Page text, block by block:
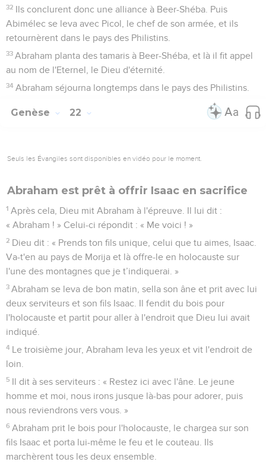
32 Ils conclurent donc une alliance à Beer-Shéba. Puis
Abimélec se leva avec Picol, le chef de son armée, et ils
retournèrent dans le pays des Philistins.
33 Abraham planta des tamaris à Beer-Shéba, et là il fit appel
au nom de l'Eternel, le Dieu d'éternité.
34 Abraham séjourna longtemps dans le pays des Philistins.
Genèse 22
Seuls les Évangiles sont disponibles en vidéo pour le moment.
Abraham est prêt à offrir Isaac en sacrifice
1 Après cela, Dieu mit Abraham à l'épreuve. Il lui dit :
« Abraham ! » Celui-ci répondit : « Me voici ! »
2 Dieu dit : « Prends ton fils unique, celui que tu aimes, Isaac.
Va-t'en au pays de Morija et là offre-le en holocauste sur
l'une des montagnes que je t’indiquerai. »
3 Abraham se leva de bon matin, sella son âne et prit avec lui
deux serviteurs et son fils Isaac. Il fendit du bois pour
l'holocauste et partit pour aller à l'endroit que Dieu lui avait
indiqué.
4 Le troisième jour, Abraham leva les yeux et vit l'endroit de
loin.
5 Il dit à ses serviteurs : « Restez ici avec l'âne. Le jeune
homme et moi, nous irons jusque là-bas pour adorer, puis
nous reviendrons vers vous. »
6 Abraham prit le bois pour l'holocauste, le chargea sur son
fils Isaac et porta lui-même le feu et le couteau. Ils
marchèrent tous les deux ensemble.